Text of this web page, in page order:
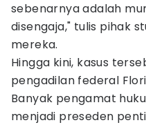
sebenarnya adalah
disengaja," tulis pihak
mereka.
Hingga kini, kasus
pengadilan federal
Banyak pengamat
menjadi preseden